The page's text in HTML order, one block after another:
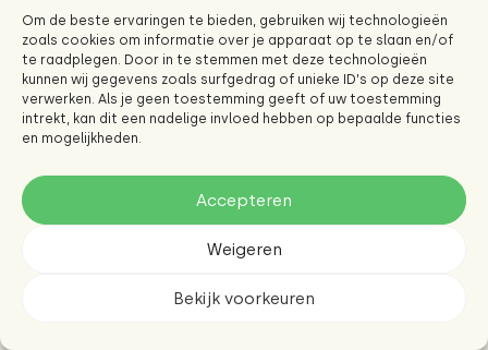
Om de beste ervaringen te bieden, gebruiken wij technologieën
zoals cookies om informatie over je apparaat op te slaan en/of
te raadplegen. Door in te stemmen met deze technologieën
kunnen wij gegevens zoals surfgedrag of unieke ID's op deze site
verwerken. Als je geen toestemming geeft of uw toestemming
intrekt, kan dit een nadelige invloed hebben op bepaalde functies
en mogelijkheden.
Accepteren
Weigeren
Bekijk voorkeuren
voorwaarden
Privacy- en
Cookiebeleid
Klachten
en
the nourish company | all rights reserved © 2026 design by elivado